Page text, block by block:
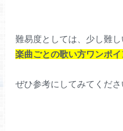
難易度としては、少し難し
楽曲ごとの歌い方ワンポイ
ぜひ参考にしてみてくださ